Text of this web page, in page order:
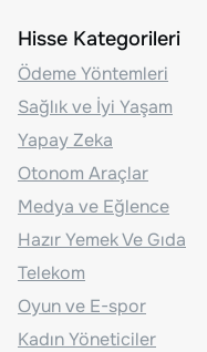
Hisse Kategorileri
Ödeme Yöntemleri
Sağlık ve İyi Yaşam
Yapay Zeka
Otonom Araçlar
Medya ve Eğlence
Hazır Yemek Ve Gıda
Telekom
Oyun ve E-spor
Kadın Yöneticiler